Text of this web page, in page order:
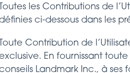
Toutes les Contributions de
ci-dessous dans les
Toute Contribution de
En fournissant
Landmark Inc., à ses